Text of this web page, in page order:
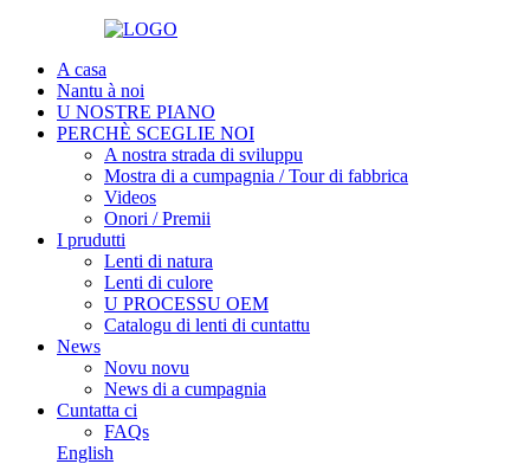
A casa
Nantu à noi
U NOSTRE PIANO
PERCHÈ SCEGLIE NOI
A nostra strada di sviluppu
Mostra di a cumpagnia / Tour di fabbrica
Videos
Onori / Premii
I prudutti
Lenti di natura
Lenti di culore
U PROCESSU OEM
Catalogu di lenti di cuntattu
News
Novu novu
News di a cumpagnia
Cuntatta ci
FAQs
English